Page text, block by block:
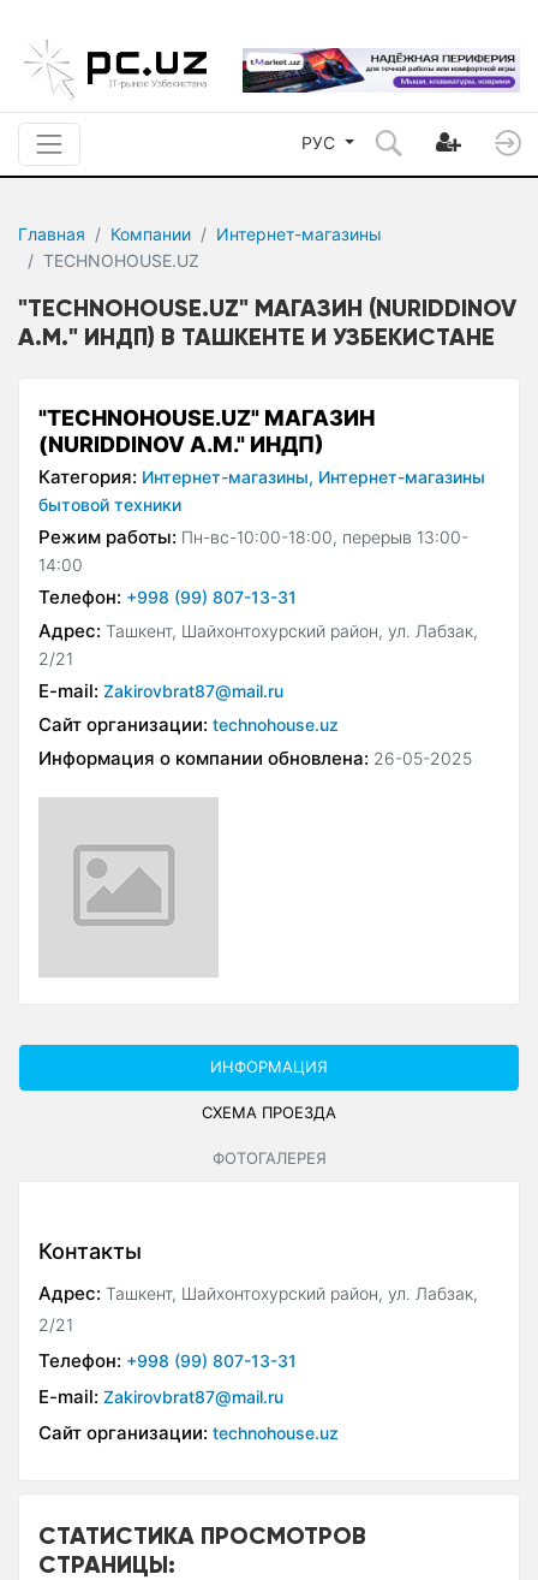
РУС
Главная Компании
Интернет-магазины
TECHNOHOUSE.UZ
"TECHNOHOUSE.UZ" МАГАЗИН (NURIDDINOV
A.M." ИНДП) В ТАШКЕНТЕ И УЗБЕКИСТАНЕ
"TECHNOHOUSE.UZ" МАГАЗИН
(NURIDDINOV A.M." ИНДП)
Категория: Интернет-магазины, Интернет-магазины
бытовой техники
Режим работы: Пн-вс-10:00-18:00, перерыв 13:00-
14:00
Телефон: +998 (99) 807-13-31
Адрес: Ташкент, Шайхонтохурский район, ул. Лабзак,
2/21
E-mail: Zakirovbrat87@mail.ru
Сайт организации: technohouse.uz
Информация о компании обновлена: 26-05-2025
ИНФОРМАЦИЯ
СХЕМА ПРОЕЗДА
ФОТОГАЛЕРЕЯ
Контакты
Адрес: Ташкент, Шайхонтохурский район, ул. Лабзак,
2/21
Телефон: +998 (99) 807-13-31
E-mail: Zakirovbrat87@mail.ru
Сайт организации: technohouse.uz
СТАТИСТИКА ПРОСМОТРОВ
СТРАНИЦЫ: